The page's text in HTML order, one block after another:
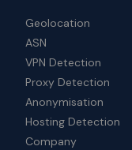
Geolocation
ASN
VPN Detection
Proxy Detection
Anonymisation
Hosting Detection
Company